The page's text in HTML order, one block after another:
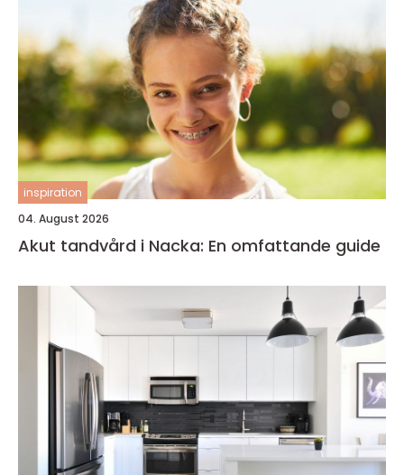
inspiration
04. August 2026
Akut tandvård i Nacka: En omfattande guide